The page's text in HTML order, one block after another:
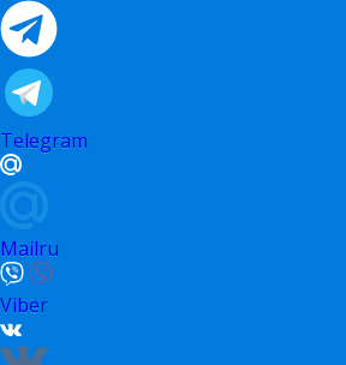
Telegram
Mailru
Viber